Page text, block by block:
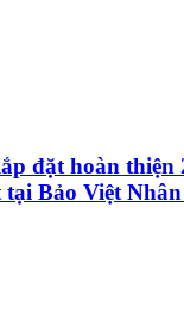
đặt hoàn
tại Bảo Việt